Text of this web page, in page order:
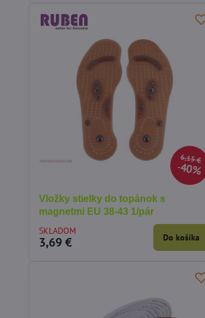
6,15 €
40%
Vložky stielky do topánok s
magnetmi EU 38-43 1/pár
SKLADOM
3,69 € Do košíka